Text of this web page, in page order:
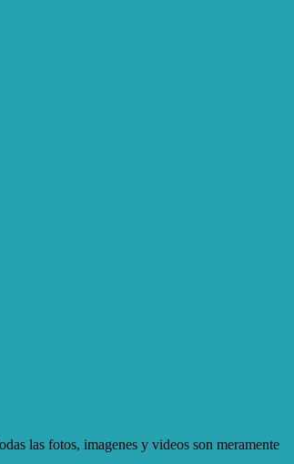
las fotos, imagenes y videos son meramente